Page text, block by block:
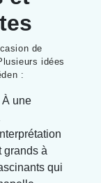
de
idées
:
À une
grands à
qui